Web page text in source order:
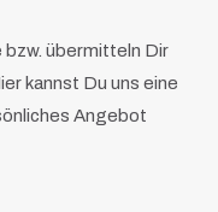
übermitteln Dir
kannst Du uns eine
Angebot